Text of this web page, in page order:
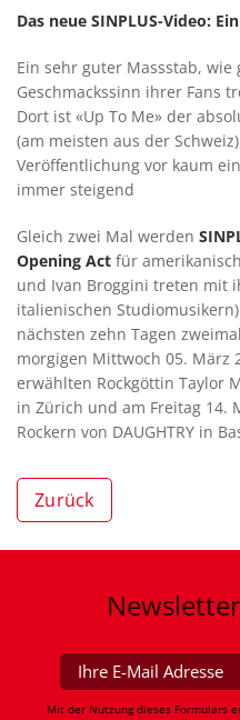
Das neue SINPLUS-Video:
Ein sehr guter Massstab, wie
Geschmackssinn ihrer Fans
Dort ist «Up To Me» der
(am meisten aus der
Veröffentlichung vor kaum
immer steigend
Gleich zwei Mal werden
Opening Act für
und Ivan Broggini treten mit
italienischen
nächsten zehn Tagen
morgigen Mittwoch 05. März
erwählten Rockgöttin Taylor
in Zürich und am Freitag 14.
Rockern von DAUGHTRY in
Zurück
Newsletter
Mit der Nutzung dieses Formulars